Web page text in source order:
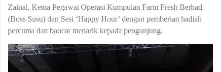
Zainal, Ketua Pegawai Operasi Kumpulan Farm Fresh Berhad
(Boss Susu) dan Sesi ‘Happy Hour’ dengan pemberian hadiah
percuma dan baucar menarik kepada pengunjung.